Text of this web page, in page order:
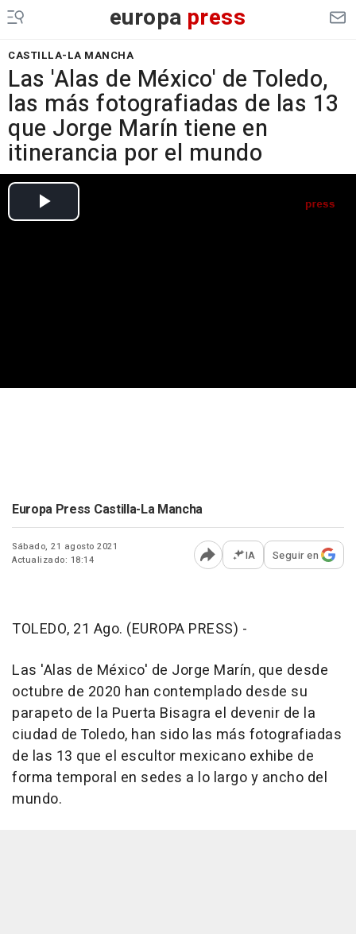
europa press
CASTILLA-LA MANCHA
Las 'Alas de México' de Toledo,
las más fotografiadas de las 13
que Jorge Marín tiene en
itinerancia por el mundo
Europa Press Castilla-La Mancha
Sábado, 21 agosto 2021
Actualizado: 18:14
Abrir opciones para
IA Seguir en
TOLEDO, 21 Ago. (EUROPA PRESS) -
Las 'Alas de México' de Jorge Marín, que desde
octubre de 2020 han contemplado desde su
parapeto de la Puerta Bisagra el devenir de la
ciudad de Toledo, han sido las más fotografiadas
de las 13 que el escultor mexicano exhibe de
forma temporal en sedes a lo largo y ancho del
mundo.